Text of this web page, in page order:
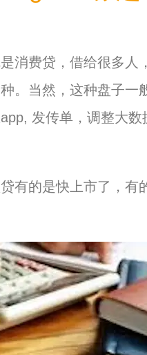
消费贷，借给很多人
。当然，这种盘子一
发传单，调整大数
有的是快上市了，有